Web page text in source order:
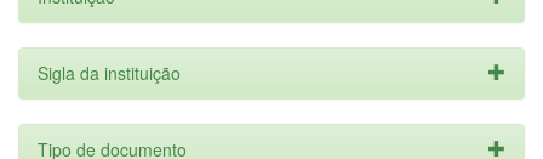
Sigla da instituição
Tipo de documento